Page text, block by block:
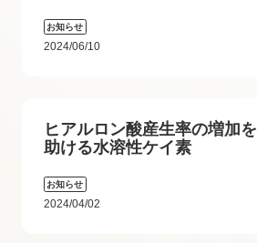
お知らせ
2024/06/10
ヒアルロン酸産生率の増加を
助ける水溶性ケイ素
お知らせ
2024/04/02